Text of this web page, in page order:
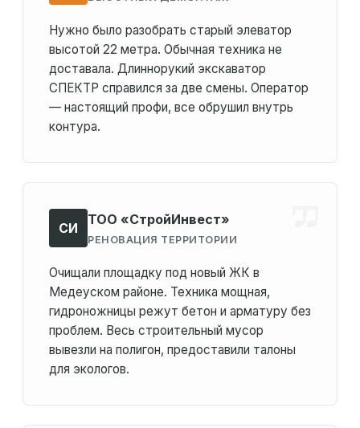
Нужно было разобрать старый элеватор
высотой 22 метра. Обычная техника не
доставала. Длиннорукий экскаватор
СПЕКТР справился за две смены. Оператор
— настоящий профи, все обрушил внутрь
контура.
СИ
ТОО «СтройИнвест»
РЕНОВАЦИЯ ТЕРРИТОРИИ
Очищали площадку под новый ЖК в
Медеуском районе. Техника мощная,
гидроножницы режут бетон и арматуру без
проблем. Весь строительный мусор
вывезли на полигон, предоставили талоны
для экологов.